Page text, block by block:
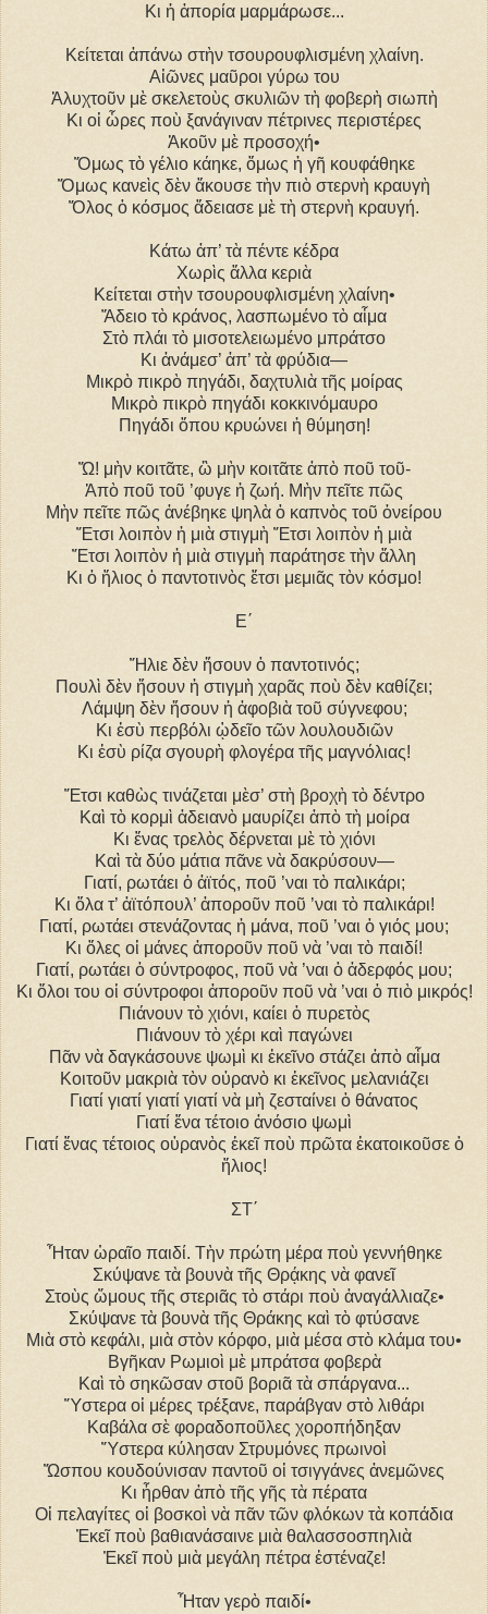
Κι ἡ ἀπορία μαρμάρωσε...
Κείτεται ἀπάνω στὴν τσουρουφλισμένη χλαίνη.
Αἰῶνες μαῦροι γύρω του
Ἀλυχτοῦν μὲ σκελετοὺς σκυλιῶν τὴ φοβερὴ σιωπὴ
Κι οἱ ὧρες ποὺ ξανάγιναν πέτρινες περιστέρες
Ἀκοῦν μὲ προσοχή•
Ὅμως τὸ γέλιο κάηκε, ὅμως ἡ γῆ κουφάθηκε
Ὅμως κανεὶς δὲν ἄκουσε τὴν πιὸ στερνὴ κραυγὴ
Ὅλος ὁ κόσμος ἄδειασε μὲ τὴ στερνὴ κραυγή.
Κάτω ἀπ’ τὰ πέντε κέδρα
Χωρὶς ἄλλα κεριὰ
Κείτεται στὴν τσουρουφλισμένη χλαίνη•
Ἄδειο τὸ κράνος, λασπωμένο τὸ αἷμα
Στὸ πλάι τὸ μισοτελειωμένο μπράτσο
Κι ἀνάμεσ’ ἀπ’ τὰ φρύδια―
Μικρὸ πικρὸ πηγάδι, δαχτυλιὰ τῆς μοίρας
Μικρὸ πικρὸ πηγάδι κοκκινόμαυρο
Πηγάδι ὅπου κρυώνει ἡ θύμηση!
Ὤ! μὴν κοιτᾶτε, ὢ μὴν κοιτᾶτε ἀπὸ ποῦ τοῦ-
Ἀπὸ ποῦ τοῦ ’φυγε ἡ ζωή. Μὴν πεῖτε πῶς
Μὴν πεῖτε πῶς ἀνέβηκε ψηλὰ ὁ καπνὸς τοῦ ὀνείρου
Ἔτσι λοιπὸν ἡ μιὰ στιγμὴ Ἔτσι λοιπὸν ἡ μιὰ
Ἔτσι λοιπὸν ἡ μιὰ στιγμὴ παράτησε τὴν ἄλλη
Κι ὁ ἥλιος ὁ παντοτινὸς ἔτσι μεμιᾶς τὸν κόσμο!
E΄
Ἥλιε δὲν ἤσουν ὁ παντοτινός;
Πουλὶ δὲν ἤσουν ἡ στιγμὴ χαρᾶς ποὺ δὲν καθίζει;
Λάμψη δὲν ἤσουν ἡ ἀφοβιὰ τοῦ σύγνεφου;
Κι ἐσὺ περβόλι ᾠδεῖο τῶν λουλουδιῶν
Κι ἐσὺ ρίζα σγουρὴ φλογέρα τῆς μαγνόλιας!
Ἔτσι καθὼς τινάζεται μὲσ’ στὴ βροχὴ τὸ δέντρο
Καὶ τὸ κορμὶ ἀδειανὸ μαυρίζει ἀπὸ τὴ μοίρα
Κι ἕνας τρελὸς δέρνεται μὲ τὸ χιόνι
Καὶ τὰ δύο μάτια πᾶνε νὰ δακρύσουν―
Γιατί, ρωτάει ὁ ἀϊτός, ποῦ ’ναι τὸ παλικάρι;
Κι ὅλα τ’ ἀϊτόπουλ’ ἀποροῦν ποῦ ’ναι τὸ παλικάρι!
Γιατί, ρωτάει στενάζοντας ἡ μάνα, ποῦ ’ναι ὁ γιός μου;
Κι ὅλες οἱ μάνες ἀποροῦν ποῦ νὰ ’ναι τὸ παιδί!
Γιατί, ρωτάει ὁ σύντροφος, ποῦ νὰ ’ναι ὁ ἀδερφός μου;
Κι ὅλοι του οἱ σύντροφοι ἀποροῦν ποῦ νὰ ’ναι ὁ πιὸ μικρός!
Πιάνουν τὸ χιόνι, καίει ὁ πυρετὸς
Πιάνουν τὸ χέρι καὶ παγώνει
Πᾶν νὰ δαγκάσουνε ψωμὶ κι ἐκεῖνο στάζει ἀπὸ αἷμα
Κοιτοῦν μακριὰ τὸν οὐρανὸ κι ἐκεῖνος μελανιάζει
Γιατί γιατί γιατί γιατί νὰ μὴ ζεσταίνει ὁ θάνατος
Γιατί ἕνα τέτοιο ἀνόσιο ψωμὶ
Γιατί ἕνας τέτοιος οὐρανὸς ἐκεῖ ποὺ πρῶτα ἐκατοικοῦσε ὁ
ἥλιος!
ΣT΄
Ἦταν ὡραῖο παιδί. Τὴν πρώτη μέρα ποὺ γεννήθηκε
Σκύψανε τὰ βουνὰ τῆς Θρᾴκης νὰ φανεῖ
Στοὺς ὤμους τῆς στεριᾶς τὸ στάρι ποὺ ἀναγάλλιαζε•
Σκύψανε τὰ βουνὰ τῆς Θράκης καὶ τὸ φτύσανε
Μιὰ στὸ κεφάλι, μιὰ στὸν κόρφο, μιὰ μέσα στὸ κλάμα του•
Βγῆκαν Ρωμιοὶ μὲ μπράτσα φοβερὰ
Καὶ τὸ σηκῶσαν στοῦ βοριᾶ τὰ σπάργανα...
Ὕστερα οἱ μέρες τρέξανε, παράβγαν στὸ λιθάρι
Καβάλα σὲ φοραδοποῦλες χοροπήδηξαν
Ὕστερα κύλησαν Στρυμόνες πρωινοὶ
Ὥσπου κουδούνισαν παντοῦ οἱ τσιγγάνες ἀνεμῶνες
Κι ἦρθαν ἀπὸ τῆς γῆς τὰ πέρατα
Οἱ πελαγίτες οἱ βοσκοὶ νὰ πᾶν τῶν φλόκων τὰ κοπάδια
Ἐκεῖ ποὺ βαθιανάσαινε μιὰ θαλασσοσπηλιὰ
Ἐκεῖ ποὺ μιὰ μεγάλη πέτρα ἐστέναζε!
Ἦταν γερὸ παιδί•